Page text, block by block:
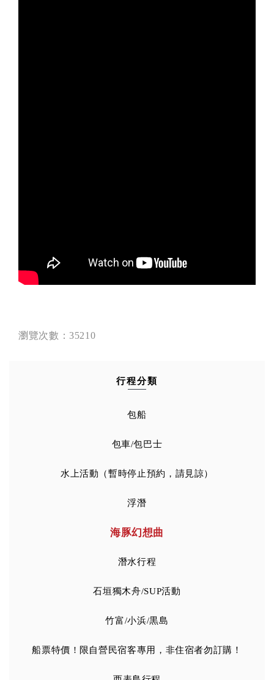
瀏覽次數：35210
行程分類
包船
包車/包巴士
水上活動（暫時停止預約，請見諒）
浮潛
海豚幻想曲
潛水行程
石垣獨木舟/SUP活動
竹富/小浜/黒島
船票特價 ! 限自營民宿客專用，非住宿者勿訂購！